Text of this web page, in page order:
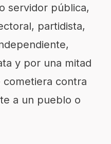
servidor pública,
partidista,
y por una mitad
cometiera contra
a un pueblo o